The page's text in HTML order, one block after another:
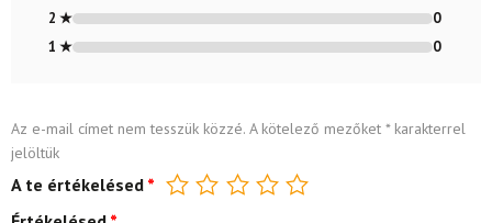
2 ★
0
1 ★
0
Az e-mail címet nem tesszük közzé. A kötelező mezőket *karakterrel
jelöltük
A te értékelésed *